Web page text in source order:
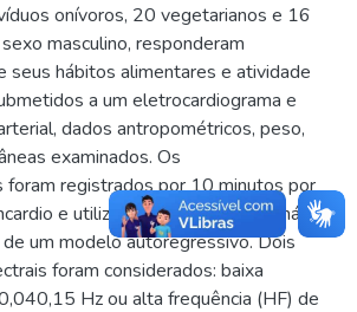
onívoros, 20 vegetarianos e 16
masculino, responderam
seus hábitos alimentares e atividade
a um eletrocardiograma e
dados antropométricos, peso,
examinados. Os
foram registrados por 10 minutos por
e utilizados para realizar a análise
um modelo autoregressivo. Dois
foram considerados: baixa
Hz ou alta frequência (HF) de